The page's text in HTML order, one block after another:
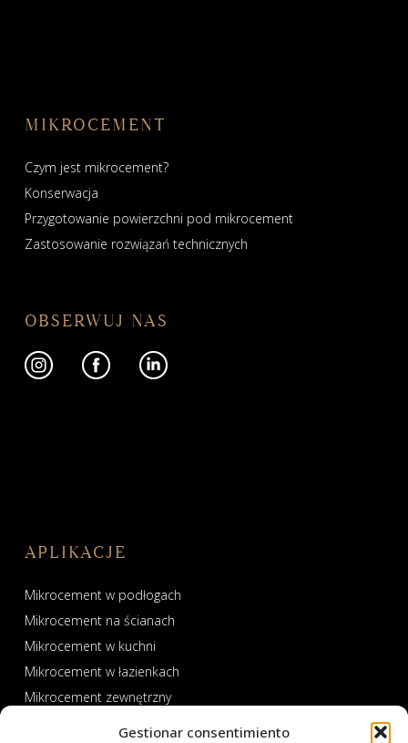
Gestionar consentimiento
MIKROCEMENT
Czym jest mikrocement?
Konserwacja
Przygotowanie powierzchni pod mikrocement
Zastosowanie rozwiązań technicznych
OBSERWUJ NAS
APLIKACJE
Mikrocement w podłogach
Mikrocement na ścianach
Mikrocement w kuchni
Mikrocement w łazienkach
Mikrocement zewnętrzny